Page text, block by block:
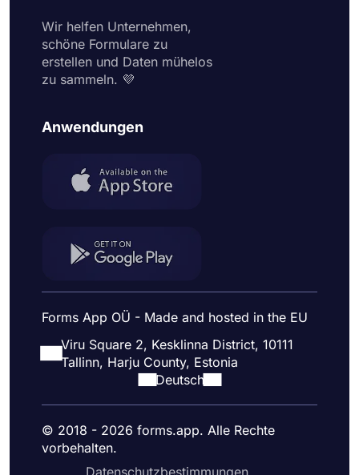
Wir helfen Unternehmen,
schöne Formulare zu
erstellen und Daten mühelos
zu sammeln. 💜
Anwendungen
Forms App OÜ - Made and hosted in the EU
Viru Square 2, Kesklinna District, 10111
Tallinn, Harju County, Estonia
Deutsch
© 2018 - 2026 forms.app. Alle Rechte
vorbehalten.
Datenschutzbestimmungen